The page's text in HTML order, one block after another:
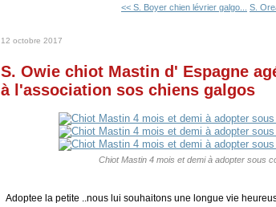
<< S. Boyer chien lévrier galgo... S.
12 octobre 2017
S. Owie chiot Mastin d' Espagne
à l'association sos chiens galgos
Chiot Mastin 4 mois et demi à adopter sous
Adoptee la petite ..nous lui souhaitons une longue vie